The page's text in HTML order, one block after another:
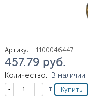
Артикул: 1100046447
Цена
457.79 руб.
Количество:
В наличии
Кол-во
шт